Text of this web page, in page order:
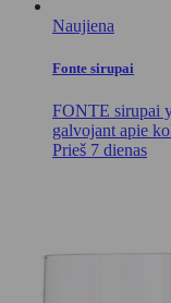
Naujiena
Fonte sirupai
FONTE sirupai
galvojant apie
Prieš 7 dienas